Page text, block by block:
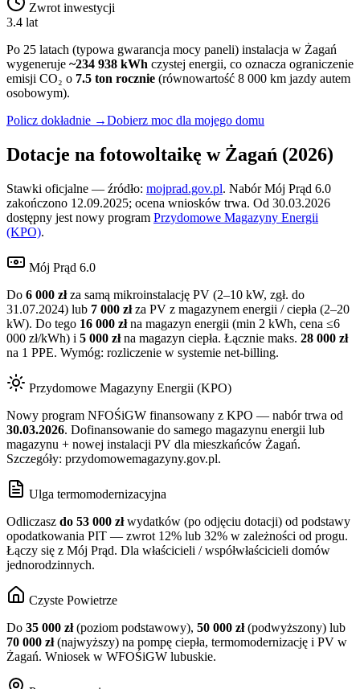
Zwrot inwestycji
3.4 lat
Po 25 latach (typowa gwarancja mocy paneli) instalacja w Żagań
wygeneruje ~234 938 kWh czystej energii, co oznacza ograniczenie
emisji CO₂ o 7.5 ton rocznie (równowartość 8 000 km jazdy autem
osobowym).
Policz dokładnie →Dobierz moc dla mojego domu
Dotacje na fotowoltaikę w Żagań (2026)
Stawki oficjalne — źródło: mojprad.gov.pl. Nabór Mój Prąd 6.0
zakończono 12.09.2025; ocena wniosków trwa. Od 30.03.2026
dostępny jest nowy program Przydomowe Magazyny Energii
(KPO).
Mój Prąd 6.0
Do 6 000 złza samą mikroinstalację PV (2–10 kW, zgł. do
31.07.2024) lub 7 000 złza PV z magazynem energii / ciepła (2–20
kW). Do tego 16 000 złna magazyn energii (min 2 kWh, cena ≤6
000 zł/kWh) i 5 000 złna magazyn ciepła. Łącznie maks. 28 000 zł
na 1 PPE. Wymóg: rozliczenie w systemie net-billing.
Przydomowe Magazyny Energii (KPO)
Nowy program NFOŚiGW finansowany z KPO — nabór trwa od
30.03.2026. Dofinansowanie do samego magazynu energii lub
magazynu + nowej instalacji PV dla mieszkańców Żagań.
Szczegóły: przydomowemagazyny.gov.pl.
Ulga termomodernizacyjna
Odliczasz do 53 000 złwydatków (po odjęciu dotacji) od podstawy
opodatkowania PIT — zwrot 12% lub 32% w zależności od progu.
Łączy się z Mój Prąd. Dla właścicieli / współwłaścicieli domów
jednorodzinnych.
Czyste Powietrze
Do 35 000 zł(poziom podstawowy), 50 000 zł(podwyższony) lub
70 000 zł(najwyższy) na pompę ciepła, termomodernizację i PV w
Żagań. Wniosek w WFOŚiGW lubuskie.